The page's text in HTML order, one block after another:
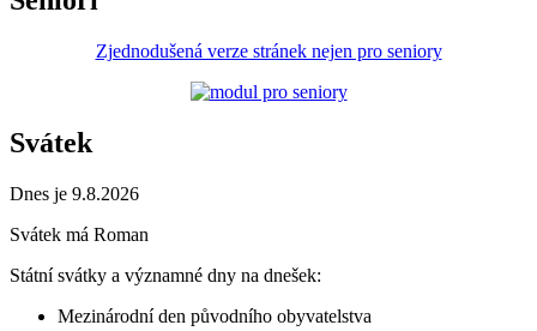
Zjednodušená verze stránek nejen pro seniory
Svátek
Dnes je 9.8.2026
Svátek má Roman
Státní svátky a významné dny na dnešek:
Mezinárodní den původního obyvatelstva